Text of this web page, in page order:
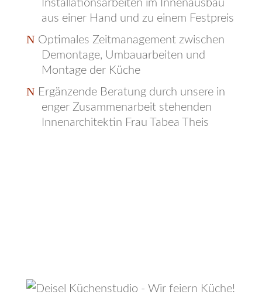
Installationsarbeiten im Innenausbau
aus einer Hand und zu einem Festpreis
Optimales Zeitmanagement zwischen
Demontage, Umbauarbeiten und
Montage der Küche
Ergänzende Beratung durch unsere in
enger Zusammenarbeit stehenden
Innenarchitektin Frau Tabea Theis